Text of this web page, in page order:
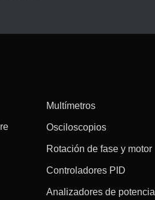
Multímetros
Osciloscopios
Rotación de fase y motor
Controladores PID
Analizadores de potencia